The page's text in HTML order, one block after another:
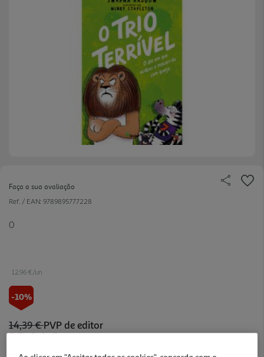
Faça a sua avaliação
Ref. / EAN: 9789895777228
0
12.96 €/un
-10%
14,39 €PVP de editor
12,96 €